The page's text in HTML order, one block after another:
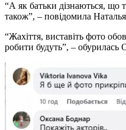
“А як батьки дізнаються, що
також”, – повідомила
“Жахіття, виставіть фото
робити будуть”, – обурилась